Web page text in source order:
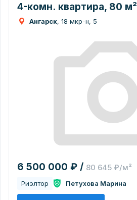
4-комн. квартира, 80 м²
Ангарск, 18 мкр-н, 5
6 500 000 ₽ / 80 645 ₽/м²
Риэлтор Петухова Марина